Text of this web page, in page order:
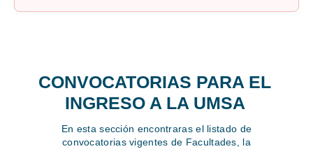
CONVOCATORIAS PARA EL
INGRESO A LA UMSA
En esta sección encontraras el listado de
convocatorias vigentes de Facultades, la